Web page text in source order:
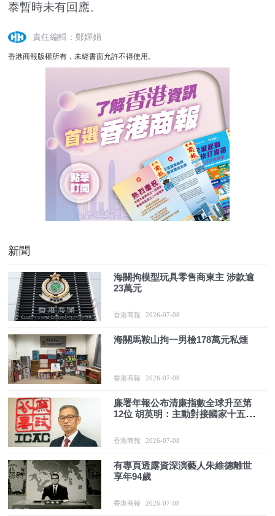
泰暫時未有回應。
責任編輯：鄭嬋娟
香港商報版權所有，未經書面允許不得使用。
新聞
海關拘模型玩具零售商東主 涉款逾
23萬元
香港商報 2026-07-08
海關馬鞍山拘一男檢178萬元私煙
香港商報 2026-07-08
廉署年報公布清廉指數全球升至第
12位 胡英明：主動對接國家十五五
香港商報 2026-07-08
有專頁透露資深演藝人朱維德離世
享年94歲
香港商報 2026-07-08